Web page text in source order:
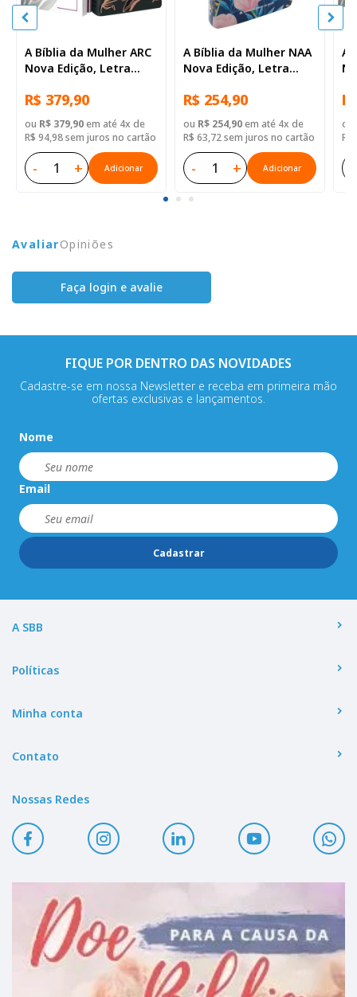
A Bíblia da Mulher ARC
Nova Edição, Letra
Capa Couro Sintético
Azul Tulipa
R$ 379,90
ou R$ 379,90em até 4x de
R$ 94,98 sem juros no cartão
- + Adicionar
A Bíblia da Mulher NAA
Nova Edição, Letra
para anotação, com
mapa, Capa Couro
Sintético Azul Tulipa
R$ 254,90
ou R$ 254,90em até 4x de
R$ 63,72 sem juros no cartão
- + Adicionar
A
ou
R$
AvaliarOpiniões
Faça login e avalie
FIQUE POR DENTRO DAS NOVIDADES
Cadastre-se em nossa Newsletter e receba em primeira mão
ofertas exclusivas e lançamentos.
Nome
Email
Cadastrar
A SBB
Políticas
Minha conta
Contato
Nossas Redes